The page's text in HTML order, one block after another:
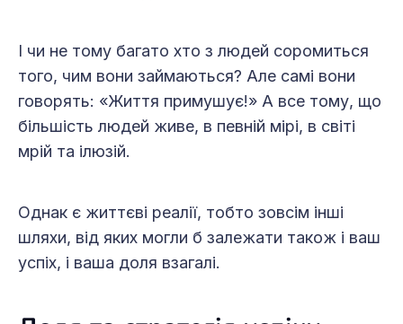
І чи не тому багато хто з людей соромиться
того, чим вони займаються? Але самі вони
говорять: «Життя примушує!» А все тому, що
більшість людей живе, в певній мірі, в світі
мрій та ілюзій.
Однак є життєві реалії, тобто зовсім інші
шляхи, від яких могли б залежати також і ваш
успіх, і ваша доля взагалі.